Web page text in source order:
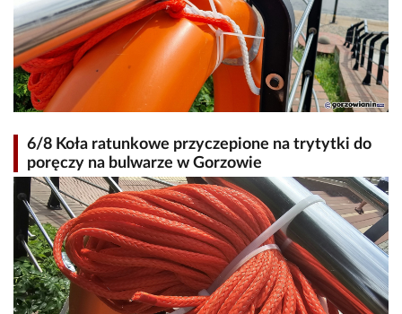
6/8 Koła ratunkowe przyczepione na trytytki do
poręczy na bulwarze w Gorzowie